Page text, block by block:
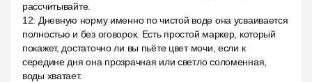
рассчитывайте.
12: Дневную норму именно по чистой воде она усваивается
полностью и без оговорок. Есть простой маркер, который
покажет, достаточно ли вы пьёте цвет мочи, если к
середине дня она прозрачная или светло соломенная,
воды хватает.